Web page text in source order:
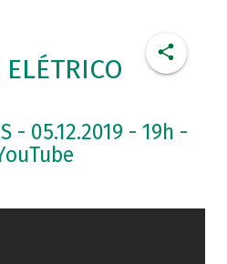
- 05.12.2019 - 19h -